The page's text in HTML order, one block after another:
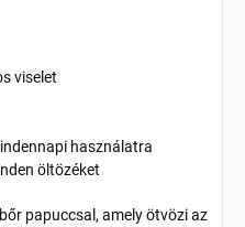
viselet
használatra
öltözéket
papuccsal, amely ötvözi az